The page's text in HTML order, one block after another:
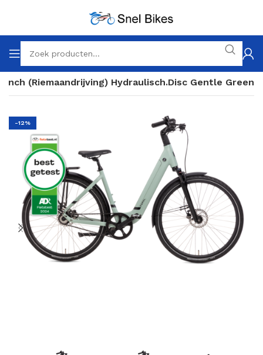
(Riemaandrijving) Hydraulisch.Disc Gentle Green
-12%